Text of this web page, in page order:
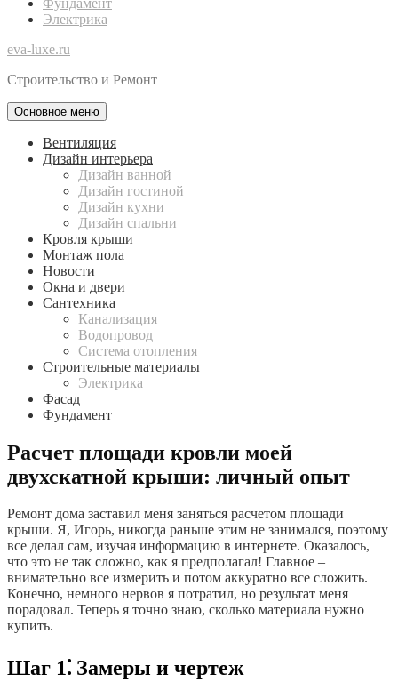
Электрика
eva-luxe.ru
Строительство и Ремонт
Основное меню
Вентиляция
Дизайн интерьера
Дизайн ванной
Дизайн гостиной
Дизайн кухни
Дизайн спальни
Кровля крыши
Монтаж пола
Новости
Окна и двери
Сантехника
Канализация
Водопровод
Система отопления
Строительные материалы
Электрика
Фасад
Фундамент
Расчет площади кровли моей
двухскатной крыши: личный опыт
Ремонт дома заставил меня заняться расчетом площади
крыши. Я, Игорь, никогда раньше этим не занимался, поэтому
все делал сам, изучая информацию в интернете. Оказалось,
что это не так сложно, как я предполагал! Главное –
внимательно все измерить и потом аккуратно все сложить.
Конечно, немного нервов я потратил, но результат меня
порадовал. Теперь я точно знаю, сколько материала нужно
купить.
Шаг 1⁚ Замеры и чертеж